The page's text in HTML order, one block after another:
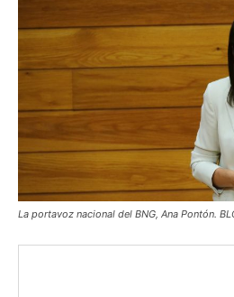
La portavoz nacional del BNG, Ana Pontón.